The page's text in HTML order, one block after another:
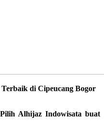
di Cipeucang Bogor
Alhijaz Indowisata buat